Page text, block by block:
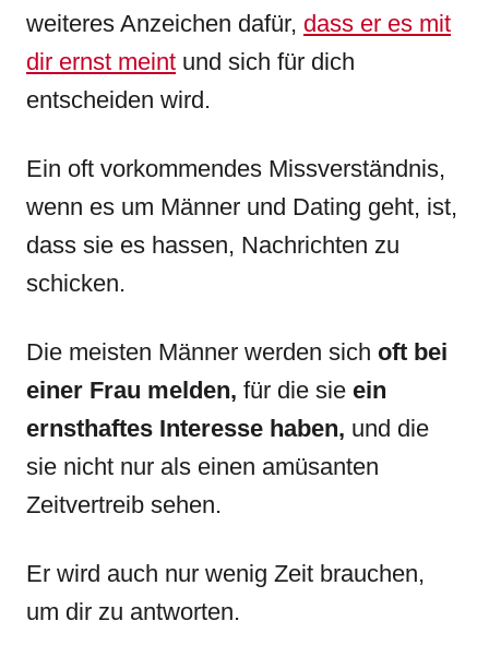
weiteres Anzeichen dafür, dass er es mit
dir ernst meint und sich für dich
entscheiden wird.
Ein oft vorkommendes Missverständnis,
wenn es um Männer und Dating geht, ist,
dass sie es hassen, Nachrichten zu
schicken.
Die meisten Männer werden sich oft bei
einer Frau melden, für die sie ein
ernsthaftes Interesse haben, und die
sie nicht nur als einen amüsanten
Zeitvertreib sehen.
Er wird auch nur wenig Zeit brauchen,
um dir zu antworten.